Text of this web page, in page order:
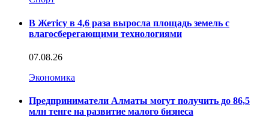
В Жетісу в 4,6 раза выросла площадь земель с
влагосберегающими технологиями
07.08.26
Экономика
Предприниматели Алматы могут получить до 86,5
млн тенге на развитие малого бизнеса